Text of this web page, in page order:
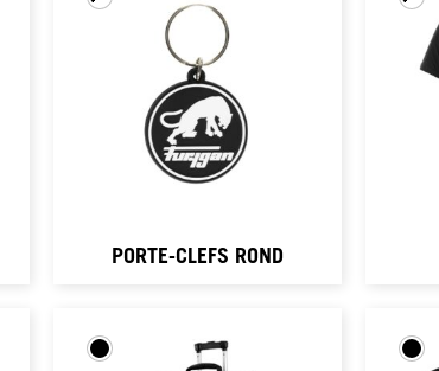
PORTE-CLEFS ROND